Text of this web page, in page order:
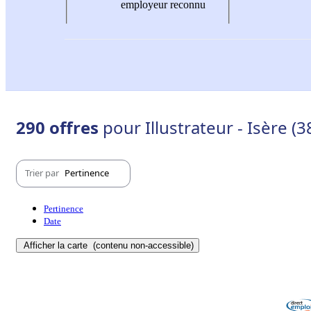
employeur reconnu
290 offres pour Illustrateur - Isère
Trier par Pertinence
Pertinence
Date
Afficher la carte (contenu non-accessible)